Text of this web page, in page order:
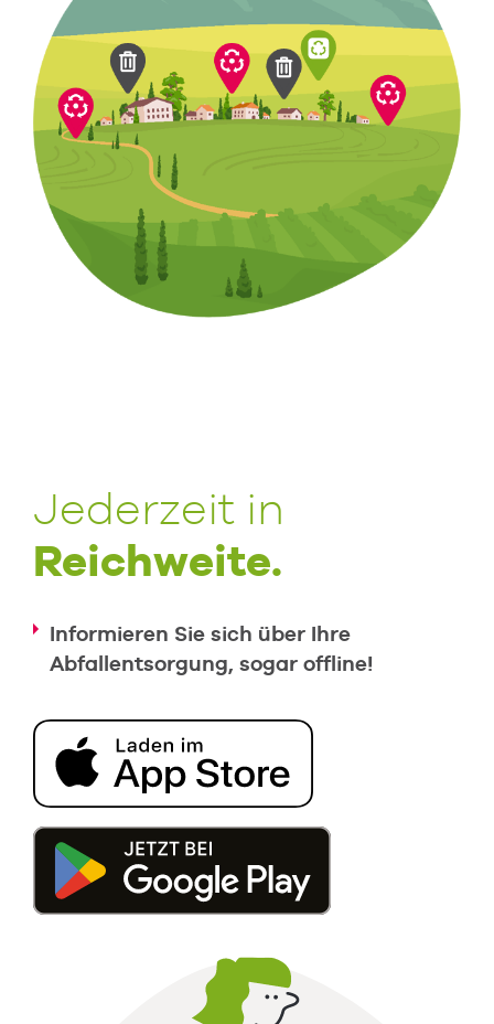
Jederzeit in
Reichweite.
Informieren Sie sich über Ihre
Abfallentsorgung, sogar offline!